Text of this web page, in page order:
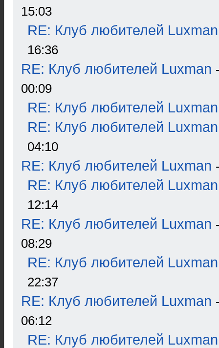
15:03
RE: Клуб любителей Luxman
16:36
RE: Клуб любителей Luxman
00:09
RE: Клуб любителей Luxman
RE: Клуб любителей Luxman
04:10
RE: Клуб любителей Luxman
RE: Клуб любителей Luxman
12:14
RE: Клуб любителей Luxman
08:29
RE: Клуб любителей Luxman
22:37
RE: Клуб любителей Luxman
06:12
RE: Клуб любителей Luxman